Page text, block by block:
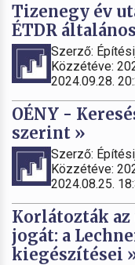
Tizenegy év
ÉTDR
Szerző:
Közzétéve:
2024.09.28.
OÉNY -
szerint »
Szerző:
Közzétéve:
2024.08.25.
Korlátozták
jogát: a
kiegészítései